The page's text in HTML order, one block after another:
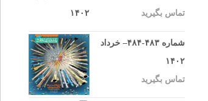
تماس بگیرید
شماره ۴۸۳-۴۸۴– خرداد
۱۴۰۲
تماس بگیرید